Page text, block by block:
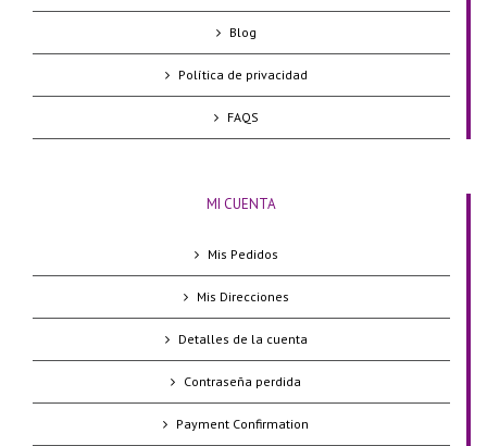
Blog
Política de privacidad
FAQS
MI CUENTA
Mis Pedidos
Mis Direcciones
Detalles de la cuenta
Contraseña perdida
Payment Confirmation